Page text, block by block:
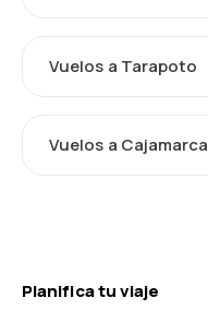
Vuelos a Tarapoto
Vuelos a Cajamarca
Planifica tu viaje